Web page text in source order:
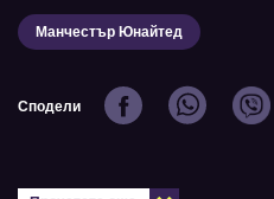
Манчестър Юнайтед
Сподели